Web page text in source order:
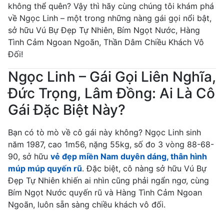
không thể quên? Vậy thì hãy cùng chúng tôi khám phá
về Ngọc Linh – một trong những nàng gái gọi nổi bật,
sở hữu Vú Bự Đẹp Tự Nhiên, Bím Ngọt Nước, Hàng
Tình Cảm Ngoan Ngoãn, Thần Dâm Chiều Khách Vô
Đối!
Ngọc Linh – Gái Gọi Liên Nghĩa,
Đức Trọng, Lâm Đồng: Ai Là Cô
Gái Đặc Biệt Này?
Bạn có tò mò về cô gái này không? Ngọc Linh sinh
năm 1987, cao 1m56, nặng 55kg, số đo 3 vòng 88-68-
90, sở hữu vẻ đẹp miền Nam duyên dáng, thân hình
múp múp quyến rũ. Đặc biệt, cô nàng sở hữu Vú Bự
Đẹp Tự Nhiên khiến ai nhìn cũng phải ngẩn ngơ, cùng
Bím Ngọt Nước quyến rũ và Hàng Tình Cảm Ngoan
Ngoãn, luôn sẵn sàng chiều khách vô đối.